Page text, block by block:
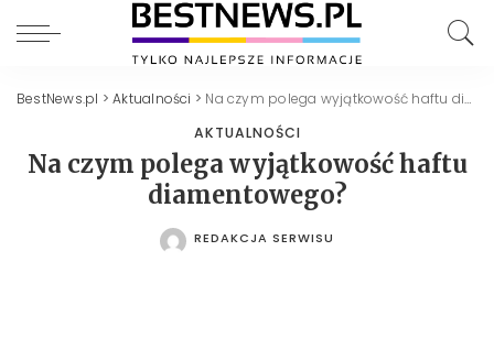
BestNews.pl >Aktualności > Na czym polega wyjątkowość haftu diamentowego?
AKTUALNOŚCI
Na czym polega wyjątkowość haftu
diamentowego?
POSTED
REDAKCJA SERWISU